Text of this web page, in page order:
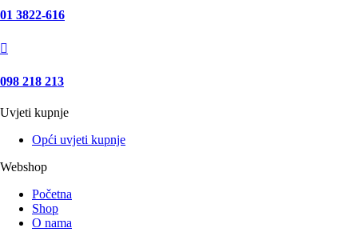
01 3822-616

098 218 213
Uvjeti kupnje
Opći uvjeti kupnje
Webshop
Početna
Shop
O nama